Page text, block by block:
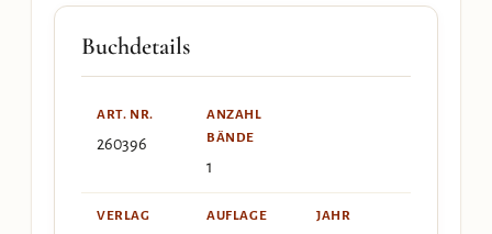
Buchdetails
ART. NR.
260396
ANZAHL
BÄNDE
1
VERLAG AUFLAGE JAHR